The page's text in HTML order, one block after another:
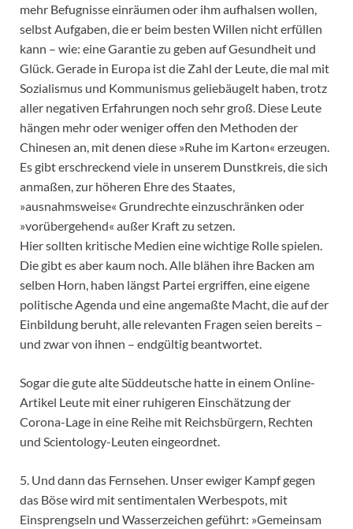
mehr Befugnisse einräumen oder ihm aufhalsen wollen,
selbst Aufgaben, die er beim besten Willen nicht erfüllen
kann – wie: eine Garantie zu geben auf Gesundheit und
Glück. Gerade in Europa ist die Zahl der Leute, die mal mit
Sozialismus und Kommunismus geliebäugelt haben, trotz
aller negativen Erfahrungen noch sehr groß. Diese Leute
hängen mehr oder weniger offen den Methoden der
Chinesen an, mit denen diese »Ruhe im Karton« erzeugen.
Es gibt erschreckend viele in unserem Dunstkreis, die sich
anmaßen, zur höheren Ehre des Staates,
»ausnahmsweise« Grundrechte einzuschränken oder
»vorübergehend« außer Kraft zu setzen.
Hier sollten kritische Medien eine wichtige Rolle spielen.
Die gibt es aber kaum noch. Alle blähen ihre Backen am
selben Horn, haben längst Partei ergriffen, eine eigene
politische Agenda und eine angemaßte Macht, die auf der
Einbildung beruht, alle relevanten Fragen seien bereits –
und zwar von ihnen – endgültig beantwortet.
Sogar die gute alte Süddeutsche hatte in einem Online-
Artikel Leute mit einer ruhigeren Einschätzung der
Corona-Lage in eine Reihe mit Reichsbürgern, Rechten
und Scientology-Leuten eingeordnet.
5. Und dann das Fernsehen. Unser ewiger Kampf gegen
das Böse wird mit sentimentalen Werbespots, mit
Einsprengseln und Wasserzeichen geführt: »Gemeinsam